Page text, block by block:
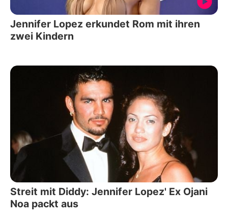
Jennifer Lopez erkundet Rom mit ihren
zwei Kindern
Streit mit Diddy: Jennifer Lopez' Ex Ojani
Noa packt aus